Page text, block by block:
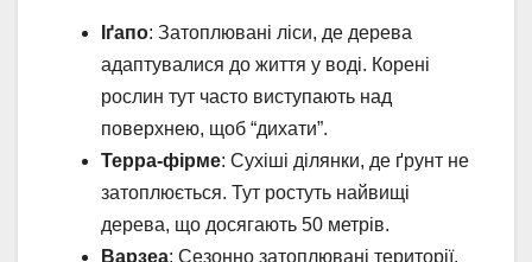
Іґапо: Затоплювані ліси, де дерева
адаптувалися до життя у воді. Корені
рослин тут часто виступають над
поверхнею, щоб “дихати”.
Терра-фірме: Сухіші ділянки, де ґрунт не
затоплюється. Тут ростуть найвищі
дерева, що досягають 50 метрів.
Варзеа: Сезонно затоплювані території,